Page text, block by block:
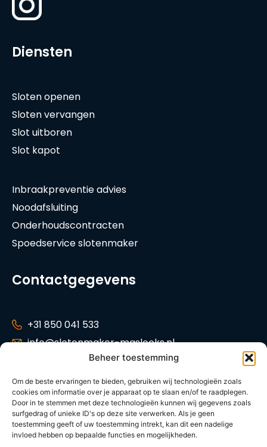
Beheer toestemming
Om de beste ervaringen te bieden, gebruiken wij technologieën zoals
cookies om informatie over je apparaat op te slaan en/of te raadplegen.
Door in te stemmen met deze technologieën kunnen wij gegevens zoals
surfgedrag of unieke ID's op deze site verwerken. Als je geen
toestemming geeft of uw toestemming intrekt, kan dit een nadelige
invloed hebben op bepaalde functies en mogelijkheden.
Diensten
Sloten openen
Sloten vervangen
Slot uitboren
Slot kapot
Inbraakpreventie advies
Noodafsluiting
Onderhoudscontracten
Spoedservice slotenmaker
Contactgegevens
+31 850 041 533
info@slotenmaker-maslocks.nl
Tankenberg 34,
2716 GP Zoetermeer
KVK: 42014621
Tarieven